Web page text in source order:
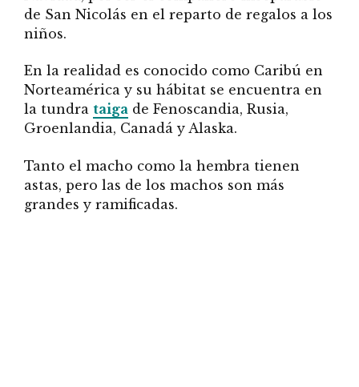
de San Nicolás en el reparto de regalos a los
niños.
En la realidad es conocido como Caribú en
Norteamérica y su hábitat se encuentra en
la tundra taiga de Fenoscandia, Rusia,
Groenlandia, Canadá y Alaska.
Tanto el macho como la hembra tienen
astas, pero las de los machos son más
grandes y ramificadas.